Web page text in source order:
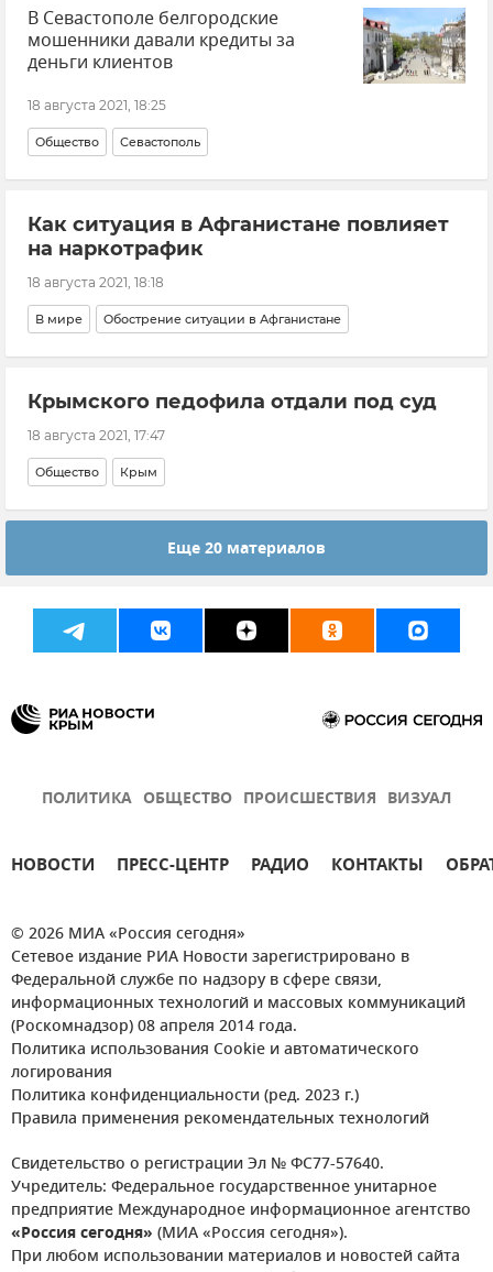
В Севастополе белгородские
мошенники давали кредиты за
деньги клиентов
18 августа 2021, 18:25
Общество Севастополь
Как ситуация в Афганистане повлияет
на наркотрафик
18 августа 2021, 18:18
В мире Обострение ситуации в Афганистане
Крымского педофила отдали под суд
18 августа 2021, 17:47
Общество Крым
Еще 20 материалов
ПОЛИТИКА ОБЩЕСТВО ПРОИСШЕСТВИЯ ВИЗУАЛ
НОВОСТИ ПРЕСС-ЦЕНТР РАДИО КОНТАКТЫ
© 2026 МИА «Россия сегодня»
Сетевое издание РИА Новости зарегистрировано в
Федеральной службе по надзору в сфере связи,
информационных технологий и массовых коммуникаций
(Роскомнадзор) 08 апреля 2014 года.
Политика использования Cookie и автоматического
логирования
Политика конфиденциальности (ред. 2023 г.)
Правила применения рекомендательных технологий
Свидетельство о регистрации Эл № ФС77-57640.
Учредитель: Федеральное государственное унитарное
предприятие Международное информационное агентство
«Россия сегодня» (МИА «Россия сегодня»).
При любом использовании материалов и новостей сайта